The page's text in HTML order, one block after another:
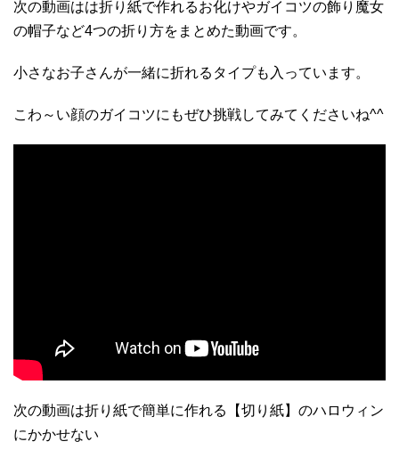
次の動画はは折り紙で作れるお化けやガイコツの飾り魔女
の帽子など4つの折り方をまとめた動画です。
小さなお子さんが一緒に折れるタイプも入っています。
こわ～い顔のガイコツにもぜひ挑戦してみてくださいね^^
次の動画は折り紙で簡単に作れる【切り紙】のハロウィン
にかかせない